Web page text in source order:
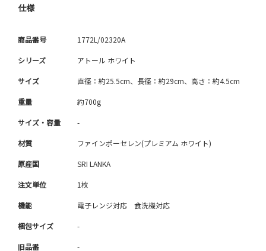
仕様
商品番号 1772L/02320A
シリーズ アトール ホワイト
サイズ 直径：約25.5cm、長径：約29cm、高さ：約4.5cm
重量 約700g
サイズ・容量 -
材質 ファインポーセレン(プレミアム ホワイト)
原産国 SRI LANKA
注文単位 1枚
機能 電子レンジ対応 食洗機対応
梱包サイズ -
旧品番 -